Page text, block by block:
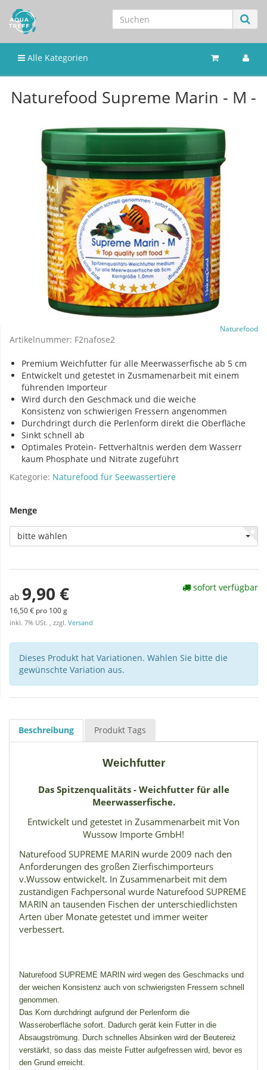
Alle Kategorien
Naturefood Supreme Marin - M -
Naturefood
Artikelnummer: F2nafose2
Premium Weichfutter für alle Meerwasserfische ab 5 cm
Entwickelt und getestet in Zusmamenarbeit mit einem
führenden Importeur
Wird durch den Geschmack und die weiche
Konsistenz von schwierigen Fressern angenommen
Durchdringt durch die Perlenform direkt die Oberfläche
Sinkt schnell ab
Optimales Protein- Fettverhältnis werden dem Wasserr
kaum Phosphate und Nitrate zugeführt
Kategorie: Naturefood für Seewassertiere
Menge
bitte wählen
ab 9,90 €
16,50 € pro 100 g
inkl. 7% USt. , zzgl. Versand
sofort verfügbar
Dieses Produkt hat Variationen. Wählen Sie bitte die
gewünschte Variation aus.
Beschreibung Produkt Tags
Weichfutter
Das Spitzenqualitäts - Weichfutter für alle
Meerwasserfische.
Entwickelt und getestet in Zusammenarbeit mit Von
Wussow Importe GmbH!
Naturefood SUPREME MARIN wurde 2009 nach den
Anforderungen des großen Zierfischimporteurs
v.Wussow entwickelt. In Zusammenarbeit mit dem
zuständigen Fachpersonal wurde Naturefood SUPREME
MARIN an tausenden Fischen der unterschiedlichsten
Arten über Monate getestet und immer weiter
verbessert.
Naturefood SUPREME MARIN wird wegen des Geschmacks und
der weichen Konsistenz auch von schwierigsten Fressern schnell
genommen.
Das Korn durchdringt aufgrund der Perlenform die
Wasseroberfläche sofort. Dadurch gerät kein Futter in die
Absaugströmung. Durch schnelles Absinken wird der Beutereiz
verstärkt, so dass das meiste Futter aufgefressen wird, bevor es
den Grund erreicht.